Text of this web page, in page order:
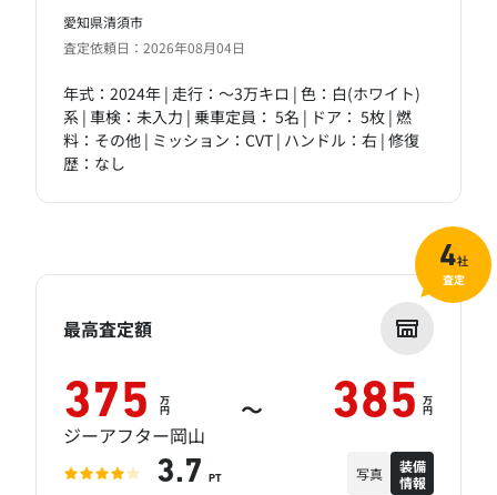
愛知県清須市
査定依頼日：2026年08月04日
年式：2024年 | 走行：～3万キロ | 色：白(ホワイト)
系 | 車検：未入力 | 乗車定員： 5名 | ドア： 5枚 | 燃
料：その他 | ミッション：CVT | ハンドル：右 | 修復
歴：なし
最高査定額
375 万
円 ～ 385 万
円
ジーアフター岡山
3.7 PT 写真
装備
情報
4社
査定